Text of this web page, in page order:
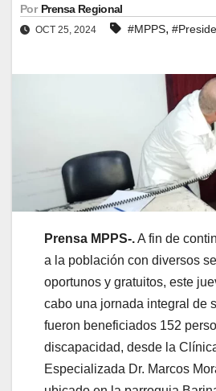
Por Prensa Regional
OCT 25, 2024 #MPPS,
Prensa MPPS-.A fin de
a la población con diversos
oportunos y gratuitos, este
cabo una jornada integral de
fueron beneficiados 152
discapacidad, desde la
Especializada Dr. Marcos